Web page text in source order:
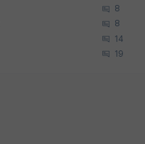
8
8
14
19